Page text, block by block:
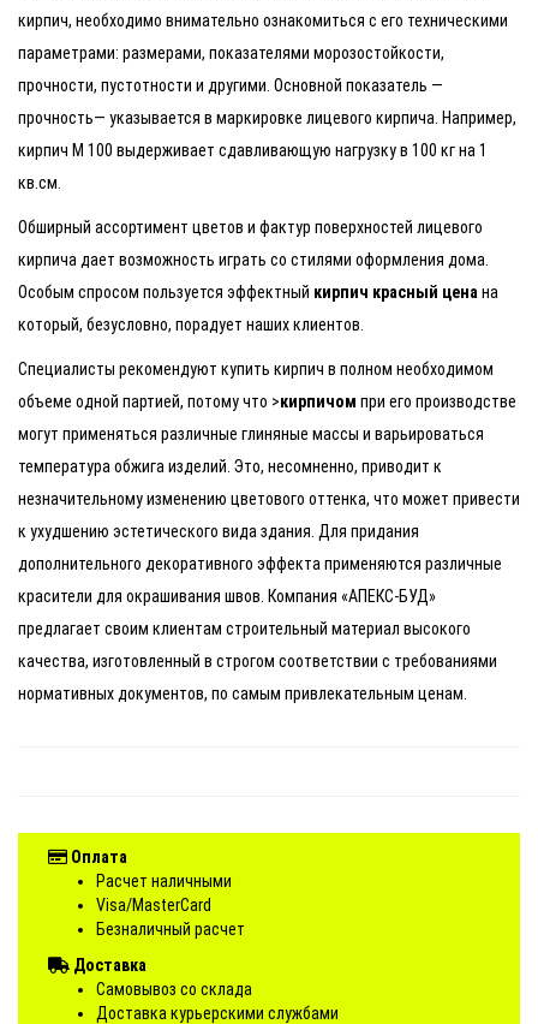
кирпич, необходимо внимательно ознакомиться с его техническими
параметрами: размерами, показателями морозостойкости,
прочности, пустотности и другими. Основной показатель —
прочность— указывается в маркировке лицевого кирпича. Например,
кирпич М 100 выдерживает сдавливающую нагрузку в 100 кг на 1
кв.см.
Обширный ассортимент цветов и фактур поверхностей лицевого
кирпича дает возможность играть со стилями оформления дома.
Особым спросом пользуется эффектный кирпич красный ценана
который, безусловно, порадует наших клиентов.
Специалисты рекомендуют купить кирпич в полном необходимом
объеме одной партией, потому что >кирпичом при его производстве
могут применяться различные глиняные массы и варьироваться
температура обжига изделий. Это, несомненно, приводит к
незначительному изменению цветового оттенка, что может привести
к ухудшению эстетического вида здания. Для придания
дополнительного декоративного эффекта применяются различные
красители для окрашивания швов. Компания «АПЕКС-БУД»
предлагает своим клиентам строительный материал высокого
качества, изготовленный в строгом соответствии с требованиями
нормативных документов, по самым привлекательным ценам.
Оплата
Расчет наличными
Visa/MasterCard
Безналичный расчет
Доставка
Самовывоз со склада
Доставка курьерскими службами